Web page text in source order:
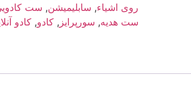
روی اشیاء, سابلیمیشن, ست
ست هدیه, سورپرایز , کادو, کادو